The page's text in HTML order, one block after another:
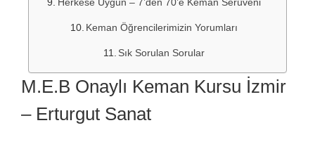
Herkese Uygun – 7’den 70’e Keman Serüveni
Keman Öğrencilerimizin Yorumları
Sık Sorulan Sorular
M.E.B Onaylı Keman Kursu İzmir
– Erturgut Sanat